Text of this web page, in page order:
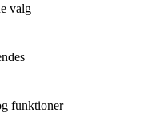
valg
funktioner